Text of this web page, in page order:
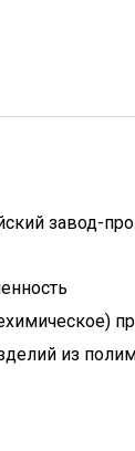
завод-
из